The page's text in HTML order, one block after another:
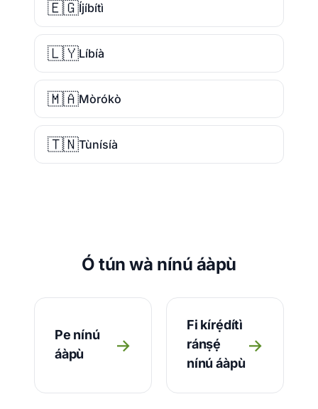
🇪🇬Íjíbítì
🇱🇾Líbíà
🇲🇦Mòrókò
🇹🇳Tùnísíà
Ó tún wà nínú áàpù
Pe nínú
áàpù
→
Fi kírẹ́dítì
ránṣẹ́
nínú áàpù
→